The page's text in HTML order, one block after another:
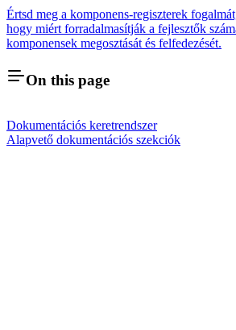
Értsd meg a komponens-regiszterek
hogy miért forradalmasítják a fejlesztők
komponensek megosztását és felfedezését.
On this page
Dokumentációs keretrendszer
Alapvető dokumentációs szekciók